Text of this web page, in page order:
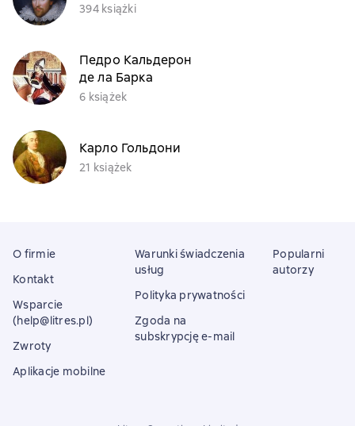
394 książki
Педро Кальдерон
де ла Барка
6 książek
Карло Гольдони
21 książek
O firmie
Kontakt
Wsparcie
(help@litres.pl)
Zwroty
Aplikacje mobilne
Warunki świadczenia
usług
Polityka prywatności
Zgoda na
subskrypcję e-mail
Popularni
autorzy